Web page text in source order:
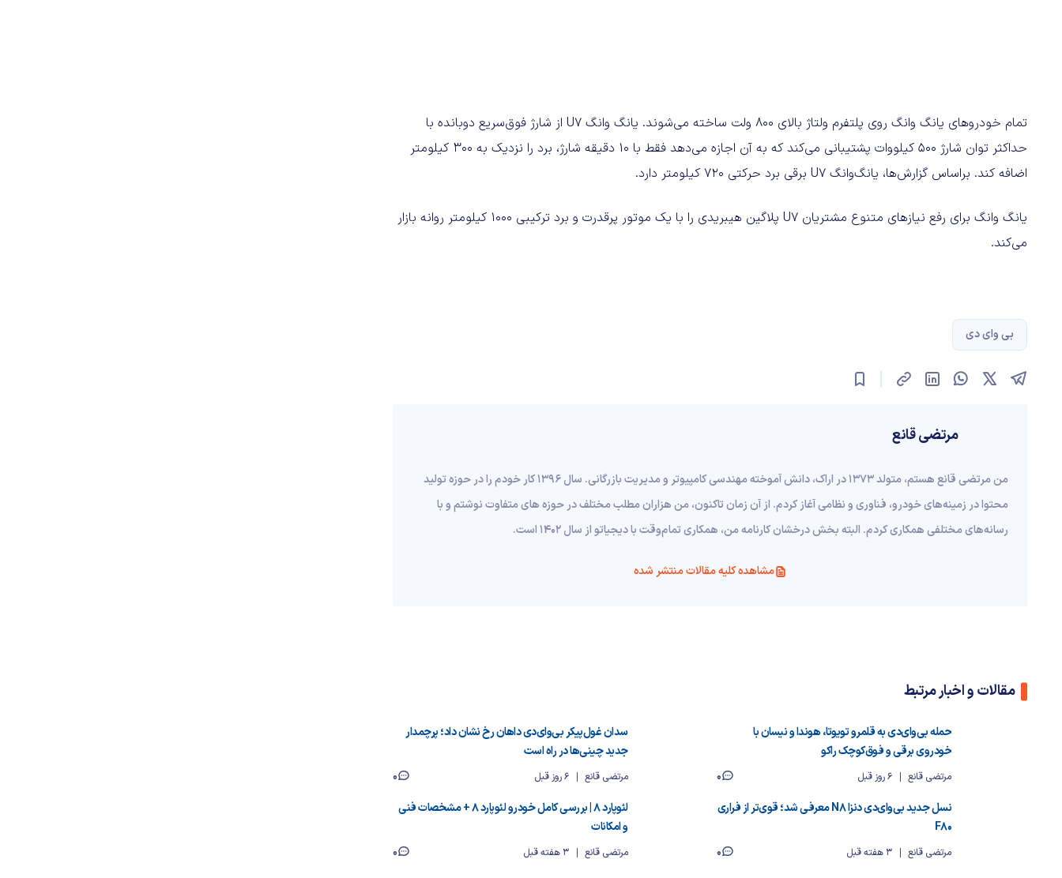
تمام خودروهای یانگ وانگ روی پلتفرم ولتاژ بالای ۸۰۰ ولت ساخته می‌شوند. یانگ وانگ U7 از شارژ فوق‌سریع دوبانده با
حداکثر توان شارژ ۵۰۰ کیلووات پشتیبانی می‌کند که به آن اجازه می‌دهد فقط با ۱۰ دقیقه شارژ، برد را نزدیک به ۳۰۰ کیلومتر
اضافه کند. براساس گزارش‌ها، یانگ‌وانگ U7 برقی برد حرکتی ۷۲۰ کیلومتر دارد.
یانگ وانگ برای رفع نیازهای متنوع مشتریان U7 پلاگین هیبریدی را با یک موتور پرقدرت و برد ترکیبی ۱۰۰۰ کیلومتر روانه بازار
می‌کند.
بی وای دی
مرتضی قانع
من مرتضی قانع هستم، متولد 1373 در اراک، دانش آموخته مهندسی کامپیوتر و مدیریت بازرگانی. سال 1396 کار خودم را در حوزه تولید
محتوا در زمینه‌های خودرو، فناوری و نظامی آغاز کردم. از آن زمان تاکنون، من هزاران مطلب مختلف در حوزه های متفاوت نوشتم و با
رسانه‌های مختلفی همکاری کردم. البته بخش درخشان کارنامه من، همکاری تمام‌وقت با دیجیاتو از سال 1402 است.
مشاهده کلیه مقالات منتشر شده
مقالات و اخبار مرتبط
حمله بی‌وای‌دی به قلمرو تویوتا، هوندا و نیسان با
خودروی برقی و فوق‌کوچک راکو
مرتضی قانع 6 روز قبل 0
سدان غول‌پیکر بی‌وای‌دی داهان رخ نشان داد؛ پرچمدار
جدید چینی‌ها در راه است
مرتضی قانع 6 روز قبل
0
نسل جدید بی‌وای‌دی دنزا N8 معرفی شد؛ قوی‌تر از فراری
F80
مرتضی قانع 3 هفته قبل 0
لئوپارد ۸ | بررسی کامل خودرو لئوپارد ۸ + مشخصات فنی
و امکانات
مرتضی قانع 3 هفته قبل 0